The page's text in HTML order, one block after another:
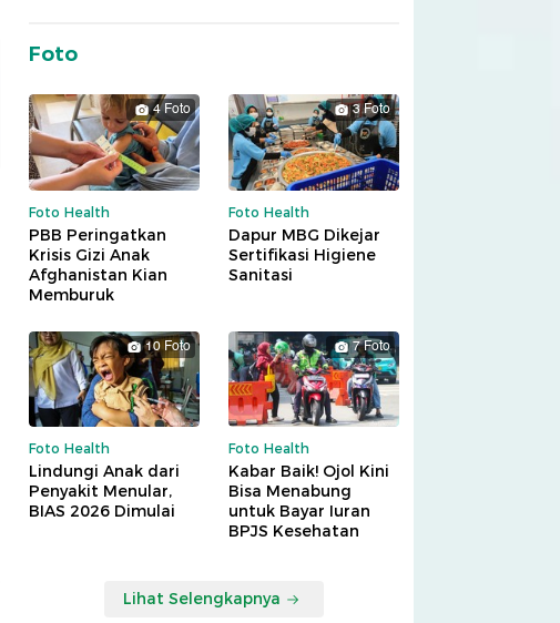
Foto
4 Foto
Foto Health
PBB Peringatkan
Krisis Gizi Anak
Afghanistan Kian
Memburuk
3 Foto
Foto Health
Dapur MBG Dikejar
Sertifikasi Higiene
Sanitasi
10 Foto
Foto Health
Lindungi Anak dari
Penyakit Menular,
BIAS 2026 Dimulai
7 Foto
Foto Health
Kabar Baik! Ojol Kini
Bisa Menabung
untuk Bayar Iuran
BPJS Kesehatan
Lihat Selengkapnya